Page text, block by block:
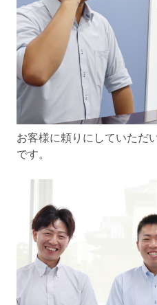
お客様に頼りにしていただ
です。